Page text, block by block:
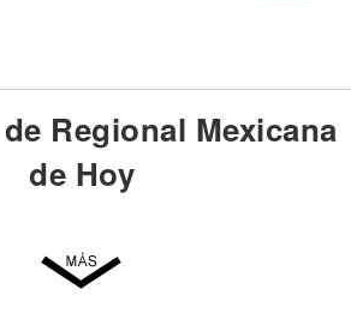
Regional Mexicana
de Hoy